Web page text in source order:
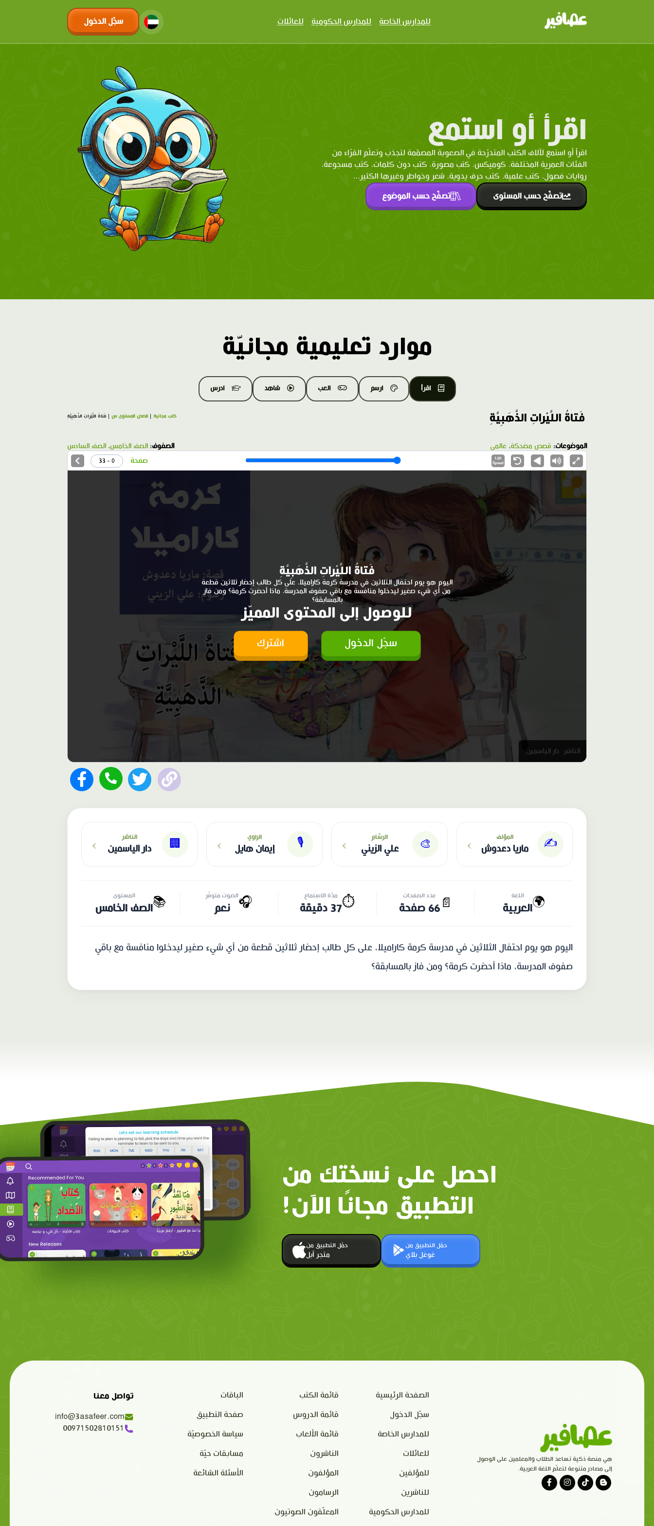
للمدارس الخاصة للمدارس الحكومية للعائلات سجّل الدخول
اقرأ أو استمع
اقرأ أو استمع لآلاف الكتب المتدرّحة في الصعوبة المصمّمة لتجذب وتعلّم القرّاء من
الفئات العمرية المختلفة. كوميكس، كتب مصورة، كتب دون كلمات، كتب مسجوعة،
روايات فصول، كتب علمية، كتب حرف يدوية، شعر وخواطر وغيرها الكثير...
تصفّح حسب المستوى تصفّح حسب الموضوع
موارد تعليمية مجانيّة
اقرأ ارسم العب شاهد ادرس
فَتاةُ اللَّيْراتِ الذَّهَبِيَّةِ كتب مجانية |قصص المستوى س | فَتاةُ اللَّيْراتِ الذَّهَبِيَّةِ
الموضوعات: قصص مضحكة، عالمي الصفوف: الصف الخامس، الصف السادس
1.0X
Speed
صفحة 0 - 33
فَتاةُ اللَّيْراتِ الذَّهَبِيَّةِ
اليوم هو يوم احتفال الثلاثين في مدرسة كرمة كاراميلا، على كل طالب إحضار ثلاثين قطعة
من أي شيء صغير ليدخلوا منافسة مع باقي صفوف المدرسة، ماذا أحضرت كرمة؟ ومن فاز
بالمسابقة؟
للوصول إلى المحتوى المميّز
سجّل الدخول اشترك
الناشر: دار الياسمين
✍️ المؤلف
ماريا دعدوش ›
🎨
الرسّام
علي الزيني ›
🎙 الراوي
إيمان هايل ›
🏢
الناشر
دار الياسمين ›
🌍 اللغة
العربية 📄
عدد الصفحات
66 صفحة ⏱️ مدّة الاستماع
37 دقيقة 🎧الصوت متوفّر
نعم 📚 المستوى
الصف الخامس
اليوم هو يوم احتفال الثلاثين في مدرسة كرمة كاراميلا، على كل طالب إحضار ثلاثين قطعة من أي شيء صغير ليدخلوا منافسة مع باقي
صفوف المدرسة، ماذا أحضرت كرمة؟ ومن فاز بالمسابقة؟
احصل على نسختك من
التطبيق مجانًا الآن!
حمّل التطبيق من
متجر أبل
حمّل التطبيق من
غوغل بلاي
هي منصة ذكية تساعد الطلاب والمعلمين على الوصول
إلى مصادر متنوعة لتعلّم اللغة العربية.
الصفحة الرئيسية
سجّل الدخول
للمدارس الخاصة
للعائلات
للمؤلفين
للناشرين
للمدارس الحكومية
قائمة الكتب
قائمة الدروس
قائمة الألعاب
الناشرون
المؤلفون
الرسامون
المعلّقون الصوتيون
الباقات
صفحة التطبيق
سياسة الخصوصيّة
مسابقات حيّة
الأسئلة الشائعة
تواصل معنا
info@3asafeer.com
00971502810151